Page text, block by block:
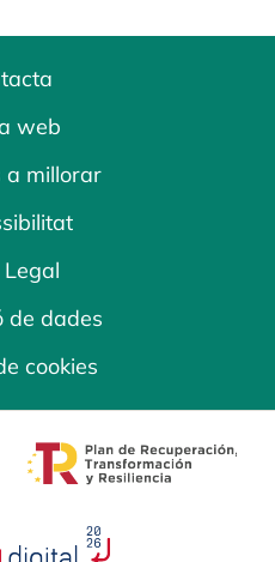
web
a millorar
de dades
cookies
tab opens in a new
opens in a new tab